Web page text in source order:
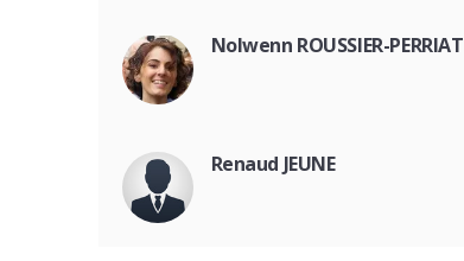
Nolwenn ROUSSIER-PERRIAT
Renaud JEUNE